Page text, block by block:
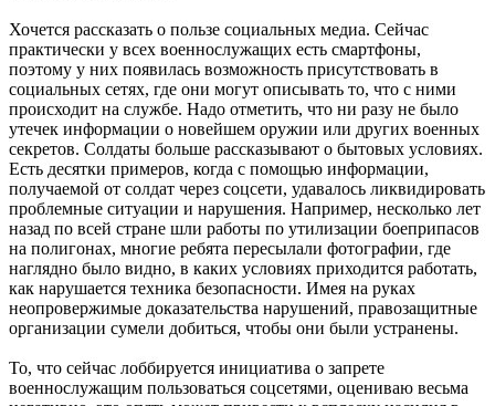
Хочется рассказать о пользе социальных медиа. Сейчас
практически у всех военнослужащих есть смартфоны,
поэтому у них появилась возможность присутствовать в
социальных сетях, где они могут описывать то, что с ними
происходит на службе. Надо отметить, что ни разу не было
утечек информации о новейшем оружии или других военных
секретов. Солдаты больше рассказывают о бытовых условиях.
Есть десятки примеров, когда с помощью информации,
получаемой от солдат через соцсети, удавалось ликвидировать
проблемные ситуации и нарушения. Например, несколько лет
назад по всей стране шли работы по утилизации боеприпасов
на полигонах, многие ребята пересылали фотографии, где
наглядно было видно, в каких условиях приходится работать,
как нарушается техника безопасности. Имея на руках
неопровержимые доказательства нарушений, правозащитные
организации сумели добиться, чтобы они были устранены.
То, что сейчас лоббируется инициатива о запрете
военнослужащим пользоваться соцсетями, оцениваю весьма